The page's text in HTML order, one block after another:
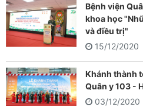
Bệnh viện
khoa học
và điều trị"
15/12/2020
Khánh thành
Quân y 103 -
03/12/2020